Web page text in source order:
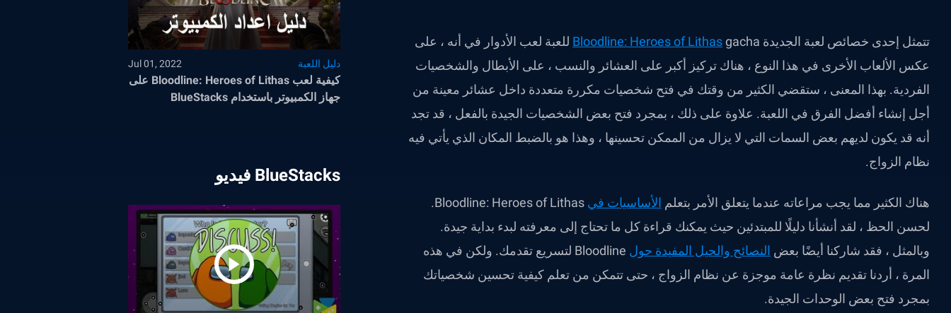
تتمثل إحدى خصائص لعبة الجديدة Bloodline: Heroes of Lithas gacha للعبة لعب الأدوار في أنه ، على
عكس الألعاب الأخرى في هذا النوع ، هناك تركيز أكبر على العشائر والنسب ، على الأبطال والشخصيات
الفردية. بهذا المعنى ، ستقضي الكثير من وقتك في فتح شخصيات مكررة متعددة داخل عشائر معينة من
أجل إنشاء أفضل الفرق في اللعبة. علاوة على ذلك ، بمجرد فتح بعض الشخصيات الجيدة بالفعل ، قد تجد
أنه قد يكون لديهم بعض السمات التي لا يزال من الممكن تحسينها ، وهذا هو بالضبط المكان الذي يأتي فيه
نظام الزواج.
هناك الكثير مما يجب مراعاته عندما يتعلق الأمر بتعلم الأساسيات في
.
لحسن الحظ ، لقد أنشأنا دليلًا للمبتدئين حيث يمكنك قراءة كل ما تحتاج إلى معرفته لبدء بداية جيدة.
وبالمثل ، فقد شاركنا أيضًا بعض النصائح والحيل المفيدة حول
لتسريع تقدمك. ولكن في هذه
المرة ، أردنا تقديم نظرة عامة موجزة عن نظام الزواج ، حتى تتمكن من تعلم كيفية تحسين شخصياتك
بمجرد فتح بعض الوحدات الجيدة.
دليل اللعبة Jul 01, 2022
كيفية لعب Bloodline: Heroes of Lithas على
جهاز الكمبيوتر باستخدام BlueStacks
BlueStacks فيديو